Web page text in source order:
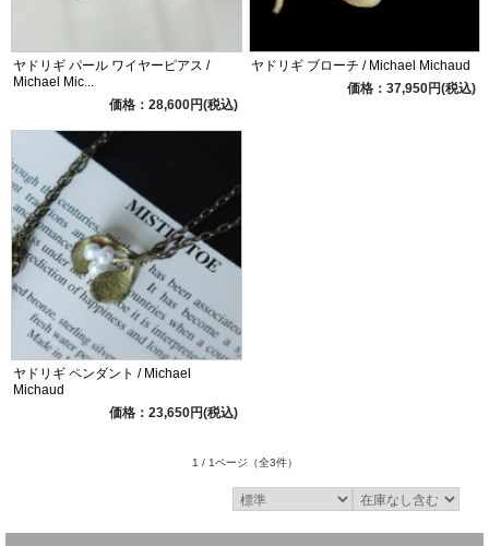
ヤドリギ パール ワイヤーピアス /
Michael Mic...
価格：28,600円(税込)
ヤドリギ ブローチ / Michael Michaud
価格：37,950円(税込)
ヤドリギ ペンダント / Michael
Michaud
価格：23,650円(税込)
1 / 1ページ （全3件）